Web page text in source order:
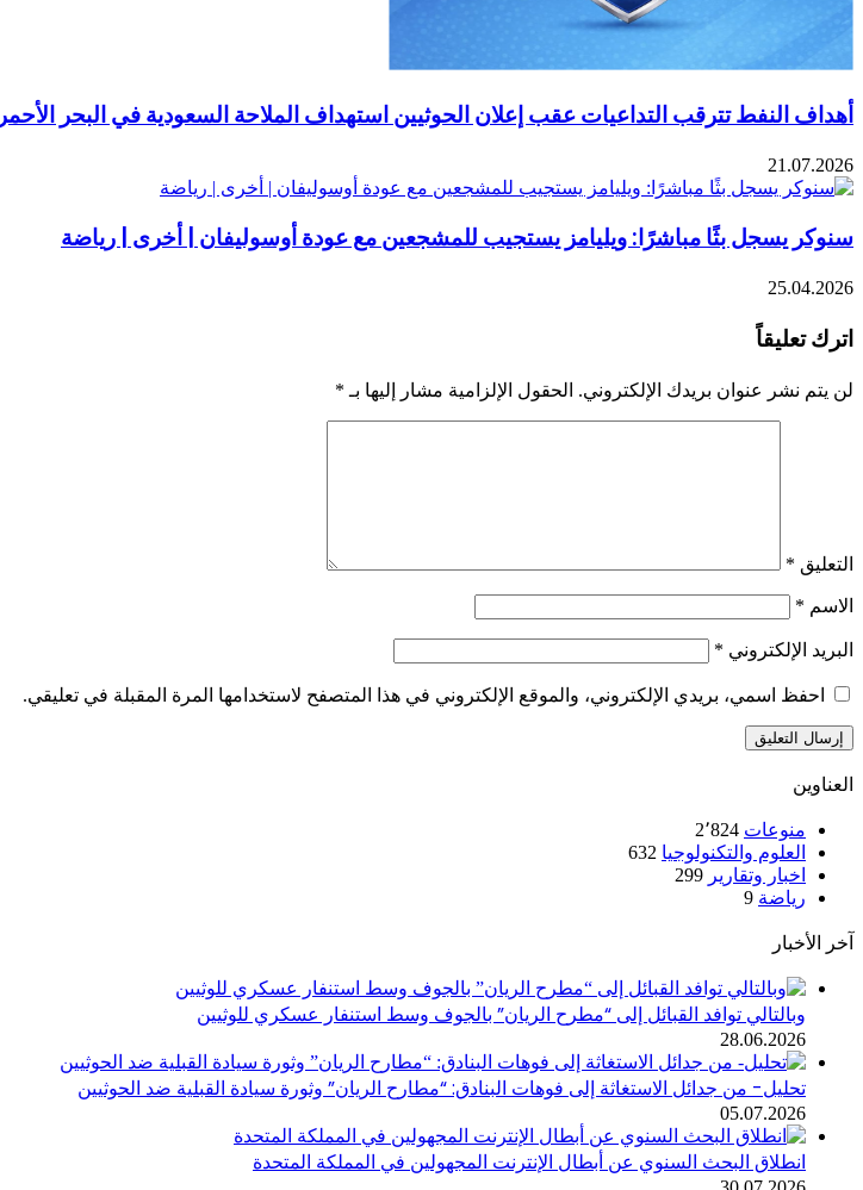
أهداف النفط تترقب التداعيات عقب إعلان الحوثيين استهداف الملاحة السعودية في البحر الأحمر
21.07.2026
سنوكر يسجل بثًا مباشرًا: ويليامز يستجيب للمشجعين مع عودة أوسوليفان | أخرى | رياضة
25.04.2026
اترك تعليقاً
لن يتم نشر عنوان بريدك الإلكتروني. الحقول الإلزامية مشار إليها بـ *
التعليق *
الاسم *
البريد الإلكتروني *
احفظ اسمي، بريدي الإلكتروني، والموقع الإلكتروني في هذا المتصفح لاستخدامها المرة المقبلة في تعليقي.
العناوين
منوعات 2٬824
العلوم والتكنولوجيا 632
اخبار وتقارير 299
رياضة 9
آخر الأخبار
وبالتالي توافد القبائل إلى “مطرح الريان” بالجوف وسط استنفار عسكري للوثيين
28.06.2026
تحليل- من جدائل الاستغاثة إلى فوهات البنادق: “مطارح الريان” وثورة سيادة القبلية ضد الحوثيين
05.07.2026
انطلاق البحث السنوي عن أبطال الإنترنت المجهولين في المملكة المتحدة